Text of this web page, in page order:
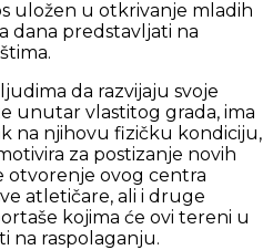
uložen u otkrivanje mladih
dana predstavljati na
da razvijaju svoje
unutar vlastitog grada, ima
na njihovu fizičku kondiciju,
za postizanje novih
otvorenje ovog centra
atletičare, ali i druge
kojima će ovi tereni u
na raspolaganju.